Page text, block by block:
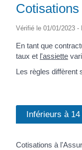
Vérifié le 01/01/2023 -
En tant que
taux et l'assiette
Les règles diffèrent
Inférieurs à 14
Cotisations à